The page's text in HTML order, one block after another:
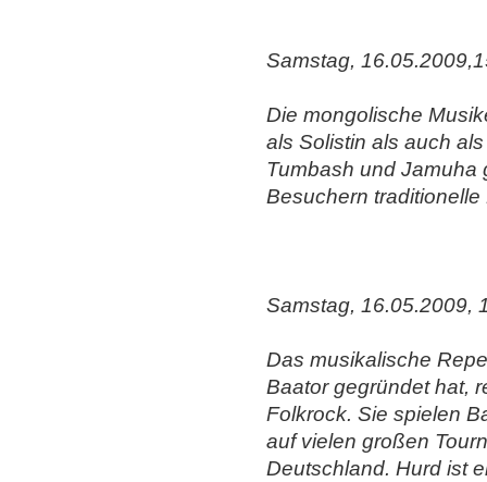
Samstag,
Die mongolische
als Solistin als auch
Tumbash und Jamuha
Besuchern
Samstag, 16.05.2009,
Das musikalische
Baator gegründet hat,
Folkrock. Sie spielen
auf vielen großen
Deutschland. Hurd ist